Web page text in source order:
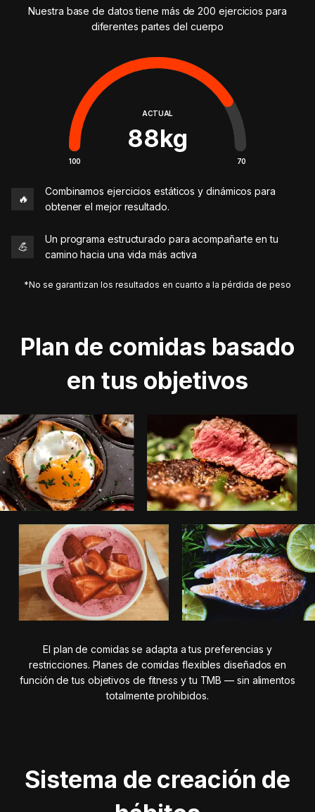
Nuestra base de datos tiene más de 200 ejercicios para
diferentes partes del cuerpo
ACTUAL
88kg
100 70
🔥
Combinamos ejercicios estáticos y dinámicos para
obtener el mejor resultado.
💪
Un programa estructurado para acompañarte en tu
camino hacia una vida más activa
*No se garantizan los resultados en cuanto a la pérdida de peso
Plan de comidas basado
en tus objetivos
El plan de comidas se adapta a tus preferencias y
restricciones. Planes de comidas flexibles diseñados en
función de tus objetivos de fitness y tu TMB — sin alimentos
totalmente prohibidos.
Sistema de creación de